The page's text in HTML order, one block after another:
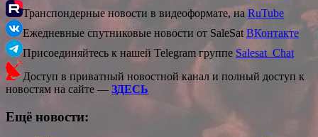
Транспондерные новости в видеоформате, наRuTube
Ежедневные спутниковые новости от SaleSat ВКонтакте
Присоединяйтесь к нашей Telegram группе Salesat_Chat
Доступ в приватный новостной канал и полный доступ к
новостям на сайте — ЗДЕСЬ
Ещё новости: